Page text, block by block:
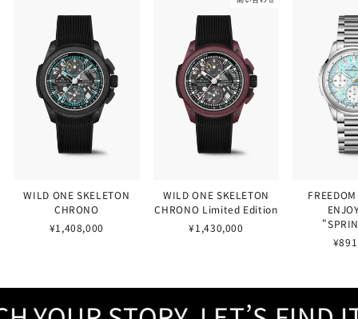
WILD ONE SKELETON
CHRONO
¥1,408,000
WILD ONE SKELETON
CHRONO Limited Edition
¥1,430,000